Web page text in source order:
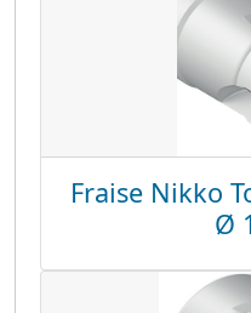
Fraise Nikko
Ø